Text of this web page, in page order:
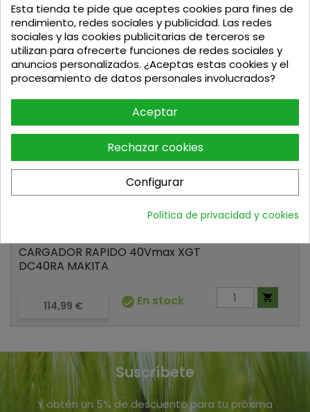
BATERIA XGT 40V 4,0A.h BL4040
MAKITA
En stock 
CARGADOR RAPIDO 40Vmax XGT
DC40RA MAKITA
Precio
114,99 €  En stock 
Suscríbete
Y obtén un 5% de descuento para tu próxima
Esta tienda te pide que aceptes cookies para fines de
rendimiento, redes sociales y publicidad. Las redes
sociales y las cookies publicitarias de terceros se
utilizan para ofrecerte funciones de redes sociales y
anuncios personalizados. ¿Aceptas estas cookies y el
procesamiento de datos personales involucrados?
Aceptar
Rechazar cookies
Configurar
Política de privacidad y cookies